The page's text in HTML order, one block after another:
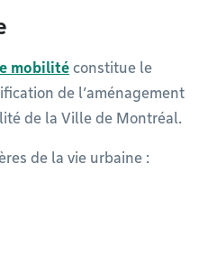
mobilité constitue le
de l’aménagement
de la Ville de Montréal.
de la vie urbaine :